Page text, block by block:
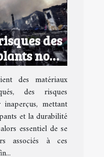
des
non
?
des matériaux
des risques
mettant
et la durabilité
essentiel de se
associés à ces